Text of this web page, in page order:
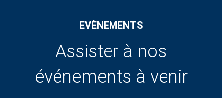
EVÈNEMENTS
Assister à nos
événements à venir